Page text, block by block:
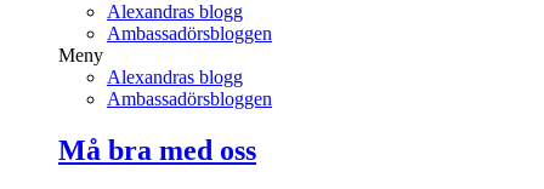
Alexandras blogg
Ambassadörsbloggen
Meny
Alexandras blogg
Ambassadörsbloggen
Må bra med oss